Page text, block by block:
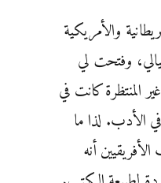
والأمريكية
وفتحت لي
المنتظرة كانت في
الأدب. لذا ما
أنه